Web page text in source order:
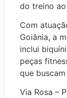
do treino
Com
Goiânia, a
inclui
peças
que
Via Rosa –